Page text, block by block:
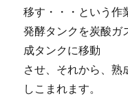
移す・・・という作
発酵タンクを炭酸ガ
成タンクに移動
させ、それから、熟
しこまれます。